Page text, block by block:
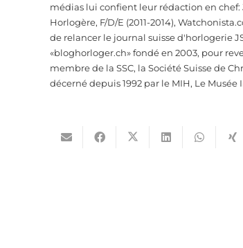
médias lui confient leur rédaction en chef:
Horlogère, F/D/E (2011-2014),
de relancer le journal suisse d'horlogerie
«bloghorloger.ch» fondé en 2003, pour
membre de la SSC, la Société Suisse de
décerné depuis 1992 par le MIH, Le